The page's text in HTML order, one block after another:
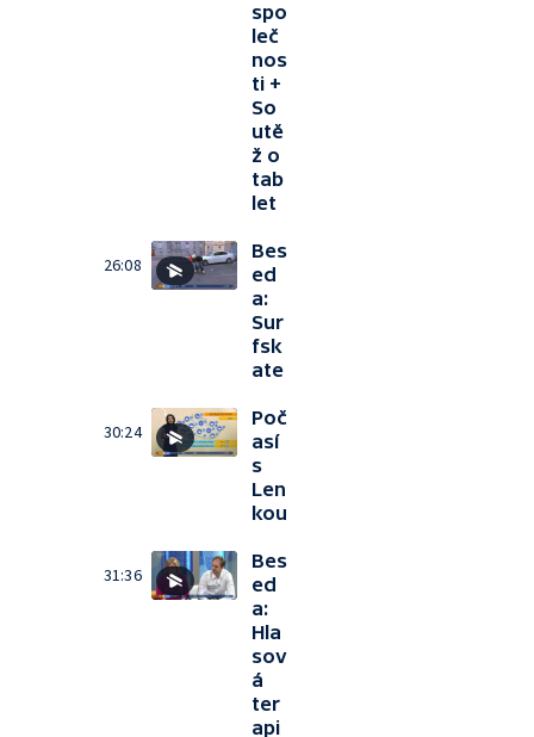
spo
leč
nos
ti +
So
utě
ž o
tab
let
26:08
Bes
ed
a:
Sur
fsk
ate
30:24
Poč
así
s
Len
kou
31:36
Bes
ed
a:
Hla
sov
á
ter
api